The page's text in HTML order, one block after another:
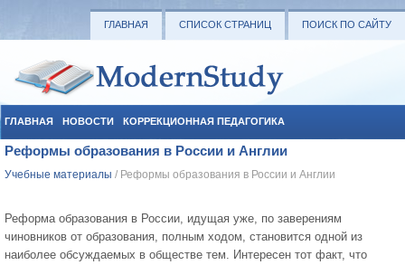
ГЛАВНАЯ СПИСОК СТРАНИЦ ПОИСК ПО САЙТУ
ГЛАВНАЯ НОВОСТИ КОРРЕКЦИОННАЯ ПЕДАГОГИКА
СОЦИАЛЬНАЯ ПЕДАГОГИКА УЧЕБНЫЕ МАТЕРИАЛЫ
Реформы образования в России и Англии
Учебные материалы / Реформы образования в России и Англии
Реформа образования в России, идущая уже, по заверениям
чиновников от образования, полным ходом, становится одной из
наиболее обсуждаемых в обществе тем. Интересен тот факт, что